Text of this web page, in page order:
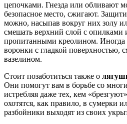
цепочками. Гнезда или обливают
безопасное место, сжигают.
можно, насыпав вокруг них золу
смешать верхний слой с
пропитанными креолином. Иногда
воронки с гладкой поверхностью,
вазелином.
Стоит позаботиться также о
Они помогут вам в борьбе со
истребляя даже тех, кем
охотятся, как правило, в сумерки
разбойники выходят из своих